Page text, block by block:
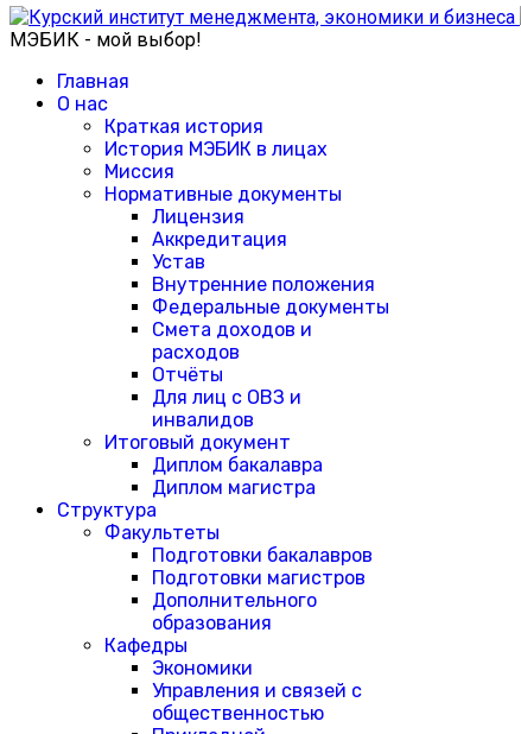
МЭБИК - мой выбор!
Главная
О нас
Краткая история
История МЭБИК в лицах
Миссия
Нормативные документы
Лицензия
Аккредитация
Устав
Внутренние положения
Федеральные документы
Смета доходов и
расходов
Отчёты
Для лиц с ОВЗ и
инвалидов
Итоговый документ
Диплом бакалавра
Диплом магистра
Структура
Факультеты
Подготовки бакалавров
Подготовки магистров
Дополнительного
образования
Кафедры
Экономики
Управления и связей с
общественностью